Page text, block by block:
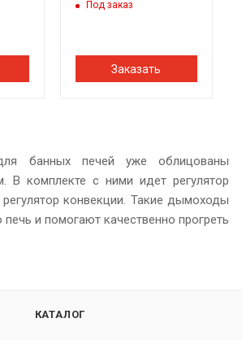
Под заказ
Заказать
банных печей уже облицованы
В комплекте с ними идет регулятор
регулятор конвекции. Такие дымоходы
печь и помогают качественно прогреть
КАТАЛОГ